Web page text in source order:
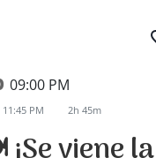
09:00 PM
11:45 PM 2h 45m